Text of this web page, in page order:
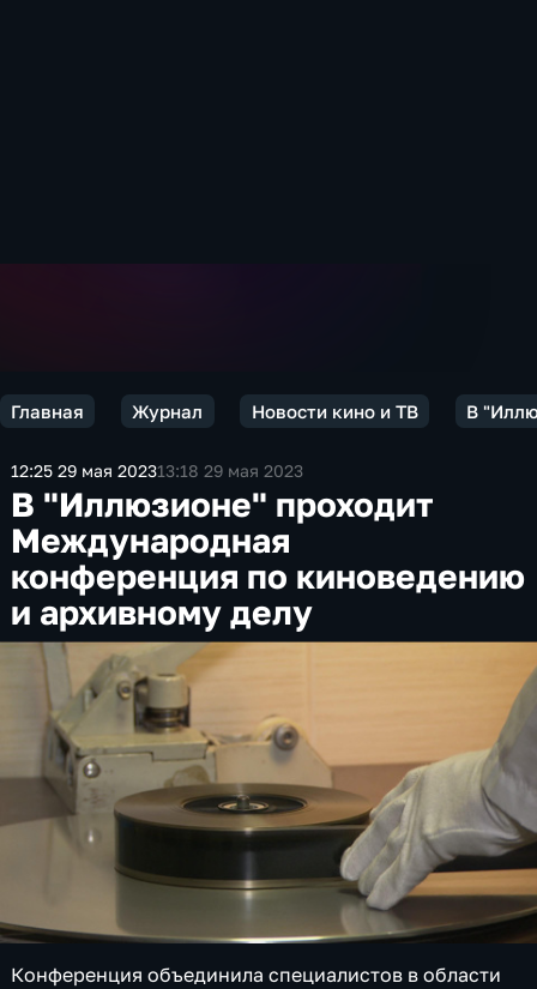
Главная Журнал Новости кино и ТВ В
12:25 29 мая 202313:18 29 мая 2023
В "Иллюзионе" проходит
Международная
конференция по киноведению
и архивному делу
Конференция объединила специалистов в области